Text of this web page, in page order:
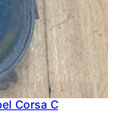
Corsa C